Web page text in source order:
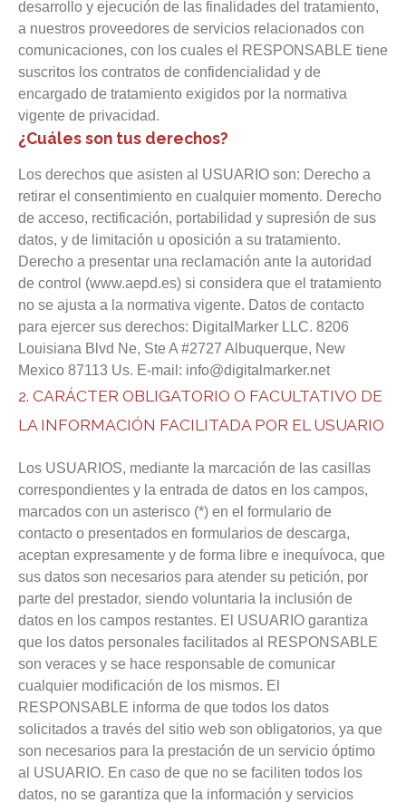
desarrollo y ejecución de las finalidades del tratamiento,
a nuestros proveedores de servicios relacionados con
comunicaciones, con los cuales el RESPONSABLE tiene
suscritos los contratos de confidencialidad y de
encargado de tratamiento exigidos por la normativa
vigente de privacidad.
¿Cuáles son tus derechos?
Los derechos que asisten al USUARIO son: Derecho a
retirar el consentimiento en cualquier momento. Derecho
de acceso, rectificación, portabilidad y supresión de sus
datos, y de limitación u oposición a su tratamiento.
Derecho a presentar una reclamación ante la autoridad
de control (www.aepd.es) si considera que el tratamiento
no se ajusta a la normativa vigente. Datos de contacto
para ejercer sus derechos: DigitalMarker LLC. 8206
Louisiana Blvd Ne, Ste A #2727 Albuquerque, New
Mexico 87113 Us. E-mail: info@digitalmarker.net
2. CARÁCTER OBLIGATORIO O FACULTATIVO DE
LA INFORMACIÓN FACILITADA POR EL USUARIO
Los USUARIOS, mediante la marcación de las casillas
correspondientes y la entrada de datos en los campos,
marcados con un asterisco (*) en el formulario de
contacto o presentados en formularios de descarga,
aceptan expresamente y de forma libre e inequívoca, que
sus datos son necesarios para atender su petición, por
parte del prestador, siendo voluntaria la inclusión de
datos en los campos restantes. El USUARIO garantiza
que los datos personales facilitados al RESPONSABLE
son veraces y se hace responsable de comunicar
cualquier modificación de los mismos. El
RESPONSABLE informa de que todos los datos
solicitados a través del sitio web son obligatorios, ya que
son necesarios para la prestación de un servicio óptimo
al USUARIO. En caso de que no se faciliten todos los
datos, no se garantiza que la información y servicios